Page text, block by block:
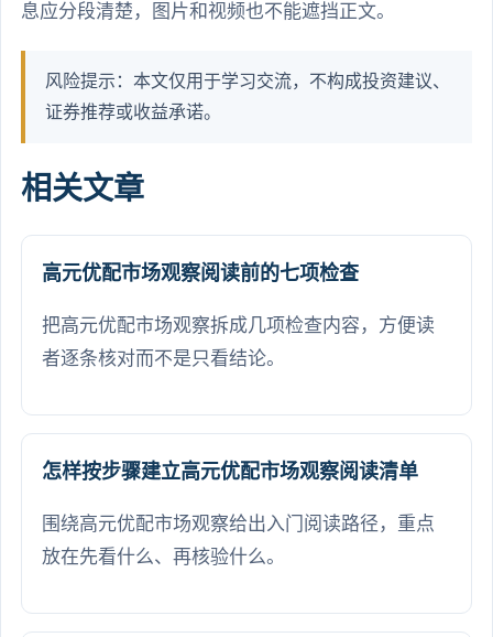
息应分段清楚，图片和视频也不能遮挡正文。
风险提示：本文仅用于学习交流，不构成投资建议、
证券推荐或收益承诺。
相关文章
高元优配市场观察阅读前的七项检查
把高元优配市场观察拆成几项检查内容，方便读
者逐条核对而不是只看结论。
怎样按步骤建立高元优配市场观察阅读清单
围绕高元优配市场观察给出入门阅读路径，重点
放在先看什么、再核验什么。